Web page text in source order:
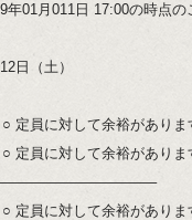
年01月011日 17:00の時点の
日（土）
○ 定員に対して余裕がありま
○ 定員に対して余裕がありま
○ 定員に対して余裕がありま